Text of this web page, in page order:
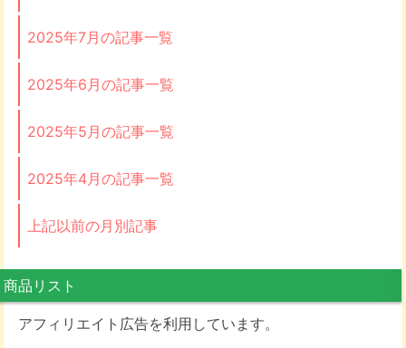
2025年7月の記事一覧
2025年6月の記事一覧
2025年5月の記事一覧
2025年4月の記事一覧
上記以前の月別記事
商品リスト
アフィリエイト広告を利用しています。